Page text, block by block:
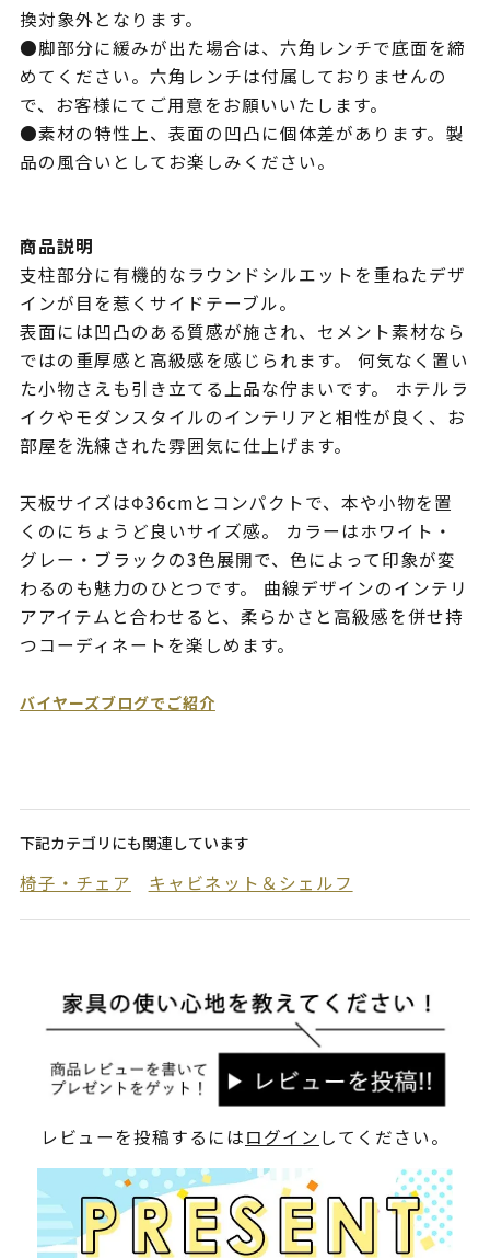
換対象外となります。
●脚部分に緩みが出た場合は、六角レンチで底面を締
めてください。六角レンチは付属しておりませんの
で、お客様にてご用意をお願いいたします。
●素材の特性上、表面の凹凸に個体差があります。製
品の風合いとしてお楽しみください。
商品説明
支柱部分に有機的なラウンドシルエットを重ねたデザ
インが目を惹くサイドテーブル。
表面には凹凸のある質感が施され、セメント素材なら
ではの重厚感と高級感を感じられます。 何気なく置い
た小物さえも引き立てる上品な佇まいです。 ホテルラ
イクやモダンスタイルのインテリアと相性が良く、お
部屋を洗練された雰囲気に仕上げます。
天板サイズはΦ36cmとコンパクトで、本や小物を置
くのにちょうど良いサイズ感。 カラーはホワイト・
グレー・ブラックの3色展開で、色によって印象が変
わるのも魅力のひとつです。 曲線デザインのインテリ
アアイテムと合わせると、柔らかさと高級感を併せ持
つコーディネートを楽しめます。
バイヤーズブログでご紹介
下記カテゴリにも関連しています
椅子・チェア キャビネット＆シェルフ
レビューを投稿するにはログイン してください。